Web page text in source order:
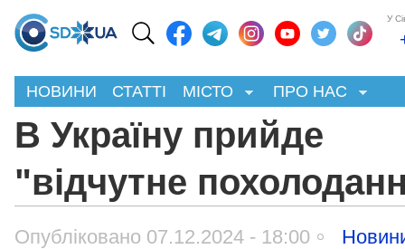
У
НОВИНИ СТАТТІ МІСТО ПРО НАС
В Україну прийде
"відчутне
Опубліковано 07.12.2024 - 18:00